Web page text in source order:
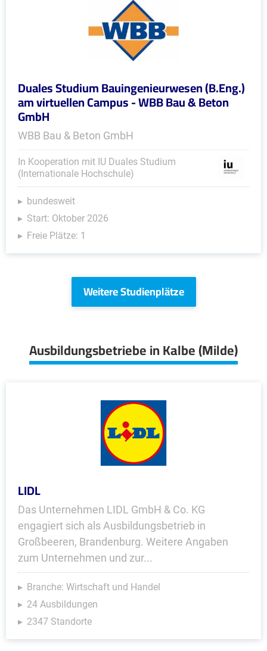
Duales Studium Bauingenieurwesen (B.Eng.)
am virtuellen Campus - WBB Bau & Beton
GmbH
WBB Bau & Beton GmbH
In Kooperation mit IU Duales Studium
(Internationale Hochschule)
bundesweit
Start: Oktober 2026
Freie Plätze: 1
Weitere Studienplätze
Ausbildungsbetriebe in Kalbe (Milde)
LIDL
Das Unternehmen LIDL GmbH & Co. KG
engagiert sich als Ausbildungsbetrieb in
Großbeeren, Brandenburg. Weitere Angaben
zum Unternehmen und zur...
Branche: Wirtschaft und Handel
24 Ausbildungen
2347 Standorte